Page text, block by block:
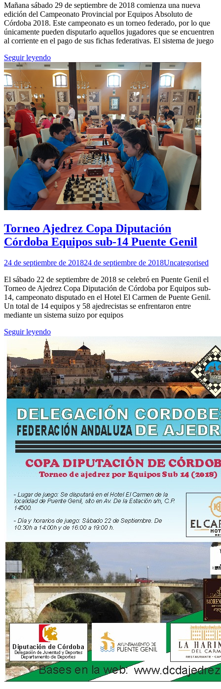
Mañana sábado 29 de septiembre de 2018 comienza una nueva
edición del Campeonato Provincial por Equipos Absoluto de
Córdoba 2018. Este campeonato es un torneo federado, por lo que
únicamente pueden disputarlo aquellos jugadores que se encuentren
al corriente en el pago de sus fichas federativas. El sistema de juego
Seguir leyendo
Torneo Ajedrez Copa Diputación
Córdoba Equipos sub-14 Puente Genil
24 de septiembre de 201824 de septiembre de 2018Uncategorised
El sábado 22 de septiembre de 2018 se celebró en Puente Genil el
Torneo de Ajedrez Copa Diputación de Córdoba por Equipos sub-
14, campeonato disputado en el Hotel El Carmen de Puente Genil.
Un total de 14 equipos y 58 ajedrecistas se enfrentaron entre
mediante un sistema suizo por equipos
Seguir leyendo